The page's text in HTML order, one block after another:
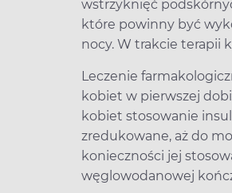
wstrzyknięć
które powinny być
nocy. W trakcie terapii
Leczenie
kobiet w pierwszej
kobiet stosowanie
zredukowane, aż do
konieczności jej
węglowodanowej